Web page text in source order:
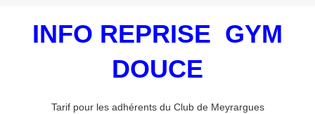
INFO REPRISE GYM
DOUCE
Tarif pour les adhérents du Club de Meyrargues